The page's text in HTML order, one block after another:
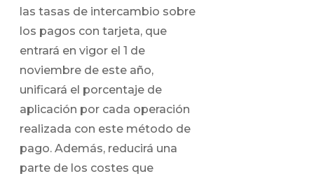
las tasas de intercambio sobre
los pagos con tarjeta, que
entrará en vigor el 1 de
noviembre de este año,
unificará el porcentaje de
aplicación por cada operación
realizada con este método de
pago. Además, reducirá una
parte de los costes que